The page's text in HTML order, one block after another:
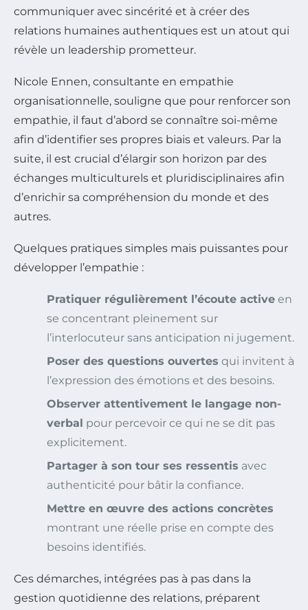
communiquer avec sincérité et à créer des
relations humaines authentiques est un atout qui
révèle un leadership prometteur.
Nicole Ennen, consultante en empathie
organisationnelle, souligne que pour renforcer son
empathie, il faut d’abord se connaître soi-même
afin d’identifier ses propres biais et valeurs. Par la
suite, il est crucial d’élargir son horizon par des
échanges multiculturels et pluridisciplinaires afin
d’enrichir sa compréhension du monde et des
autres.
Quelques pratiques simples mais puissantes pour
développer l’empathie :
Pratiquer régulièrement l’écoute active en
se concentrant pleinement sur
l’interlocuteur sans anticipation ni jugement.
Poser des questions ouvertes qui invitent à
l’expression des émotions et des besoins.
Observer attentivement le langage non-
verbal pour percevoir ce qui ne se dit pas
explicitement.
Partager à son tour ses ressentis avec
authenticité pour bâtir la confiance.
Mettre en œuvre des actions concrètes
montrant une réelle prise en compte des
besoins identifiés.
Ces démarches, intégrées pas à pas dans la
gestion quotidienne des relations, préparent